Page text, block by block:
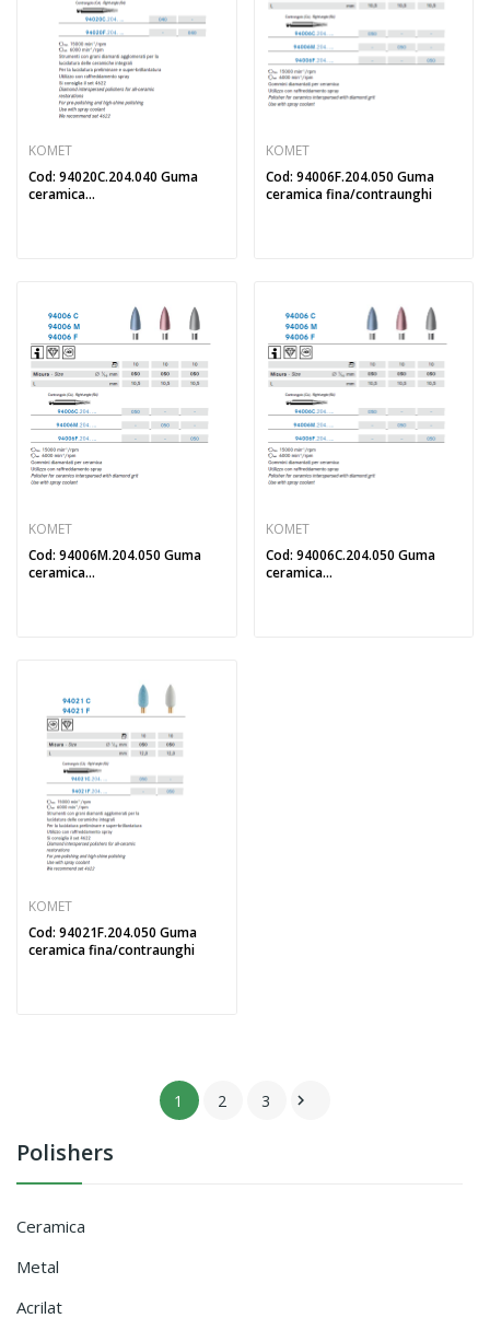
Polishers
Ceramica
Metal
Acrilat
KOMET
Cod: 94020C.204.040 Guma
ceramica...
KOMET
Cod: 94006F.204.050 Guma
ceramica fina/contraunghi
KOMET
Cod: 94006M.204.050 Guma
ceramica...
KOMET
Cod: 94006C.204.050 Guma
ceramica...
KOMET
Cod: 94021F.204.050 Guma
ceramica fina/contraunghi
1 2 3 